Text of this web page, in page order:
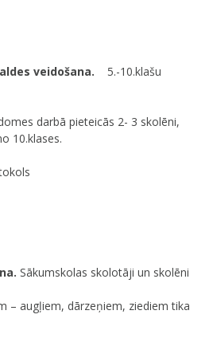
veidošana. 5.-10.klašu
darbā pieteicās 2- 3 skolēni,
10.klases.
Sākumskolas skolotāji un skolēni
– augļiem, dārzeņiem, ziediem tika